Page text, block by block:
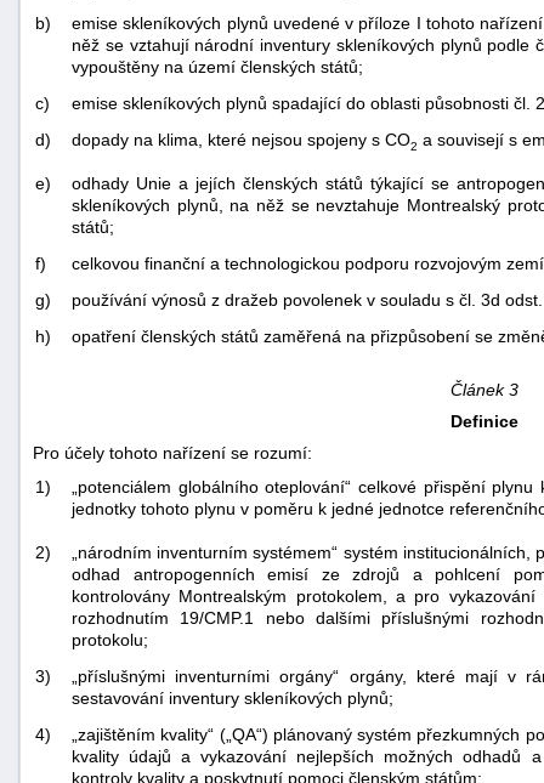
b)
emise skleníkových plynů uvedené v příloze I tohoto
něž se vztahují národní inventury skleníkových plynů
vypouštěny na území členských států;
c)
emise skleníkových plynů spadající do oblasti působnosti čl.
d)
dopady na klima, které nejsou spojeny s CO2 a souvisejí s
e)
odhady Unie a jejích členských států týkající se
skleníkových plynů, na něž se nevztahuje Montrealský
států;
f)
celkovou finanční a technologickou podporu rozvojovým
g)
používání výnosů z dražeb povolenek v souladu s čl. 3d
h)
opatření členských států zaměřená na přizpůsobení se
Článek 3
Definice
Pro účely tohoto nařízení se rozumí:
1)
„potenciálem globálního oteplování“ celkové přispění
jednotky tohoto plynu v poměru k jedné jednotce
2)
„národním inventurním systémem“ systém
odhad antropogenních emisí ze zdrojů a pohlcení
kontrolovány Montrealským protokolem, a pro
rozhodnutím 19/CMP.1 nebo dalšími příslušnými
protokolu;
3)
„příslušnými inventurními orgány“ orgány, které mají v
sestavování inventury skleníkových plynů;
4)
„zajištěním kvality“ („QA“) plánovaný systém přezkumných
kvality údajů a vykazování nejlepších možných odhadů
kontroly kvality a poskytnutí pomoci členským státům;